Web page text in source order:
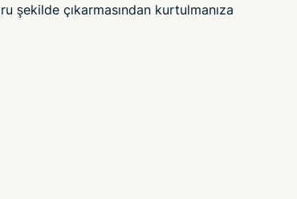
şekilde çıkarmasından kurtulmanıza